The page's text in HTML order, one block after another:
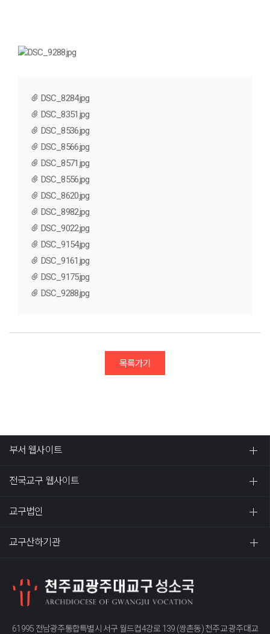
DSC_8284.jpg
DSC_8351.jpg
DSC_8536.jpg
DSC_8566.jpg
DSC_8571.jpg
DSC_8556.jpg
DSC_8620.jpg
DSC_8982.jpg
DSC_9022.jpg
DSC_9154.jpg
DSC_9161.jpg
DSC_9175.jpg
DSC_9288.jpg
목록가기
부서 웹사이트
전국교구 웹사이트
교구법인
교구산하기관
61995 전남광주통합특별시 서구 월드컵4강로 139 (쌍촌동) 천주교 광주대교